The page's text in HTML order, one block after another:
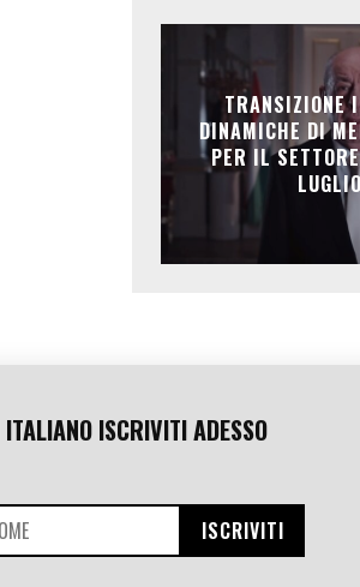
TRANSIZIONE
DINAMICHE DI
PER IL
ISCRIVITI ADESSO